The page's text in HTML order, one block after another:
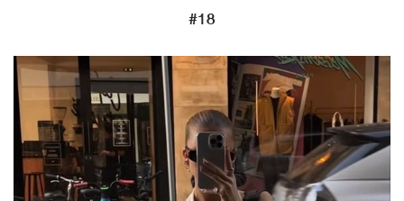
#18